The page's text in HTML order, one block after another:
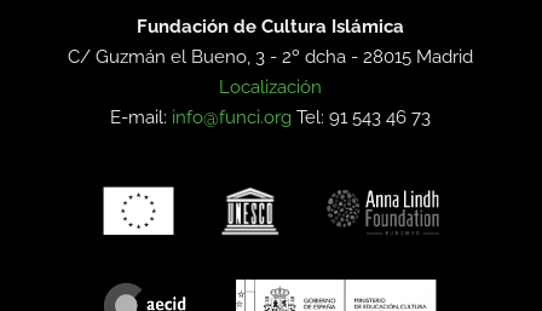
Fundación de Cultura Islámica
C/ Guzmán el Bueno, 3 - 2º dcha -28015 Madrid
Localización
E-mail: info@funci.org Tel: 91 543 46 73